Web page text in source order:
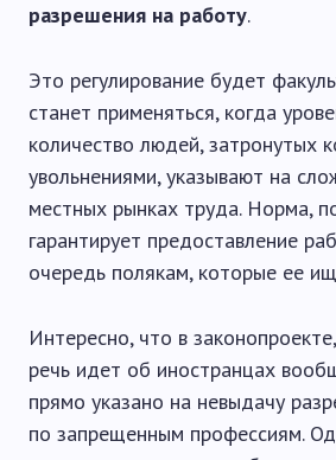
разрешения на работу.
Это регулирование будет
станет применяться, когда
количество людей, затронутых
увольнениями, указывают на
местных рынках труда. Норма,
гарантирует предоставление
очередь полякам, которые ее
Интересно, что в
речь идет об иностранцах
прямо указано на невыдачу
по запрещенным профессиям.